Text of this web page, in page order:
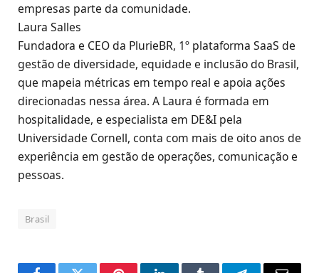
empresas parte da comunidade.
Laura Salles
Fundadora e CEO da PlurieBR, 1º plataforma SaaS de
gestão de diversidade, equidade e inclusão do Brasil,
que mapeia métricas em tempo real e apoia ações
direcionadas nessa área. A Laura é formada em
hospitalidade, e especialista em DE&I pela
Universidade Cornell, conta com mais de oito anos de
experiência em gestão de operações, comunicação e
pessoas.
Brasil